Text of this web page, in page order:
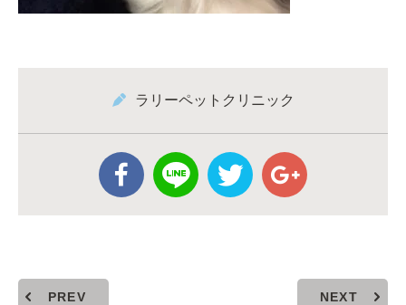
ラリーペットクリニック
PREV NEXT